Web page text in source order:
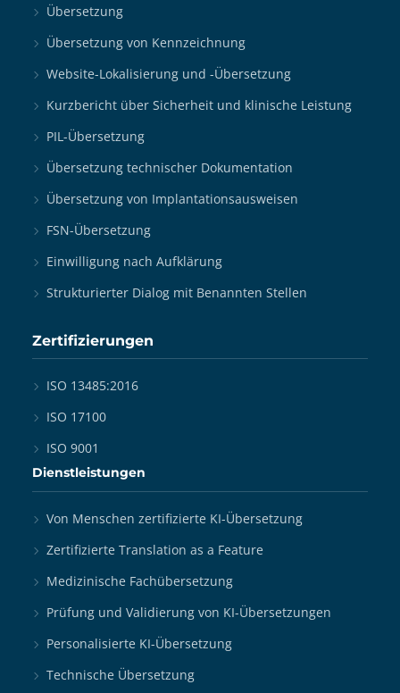
Übersetzung
Übersetzung von Kennzeichnung
Website-Lokalisierung und -Übersetzung
Kurzbericht über Sicherheit und klinische Leistung
PIL-Übersetzung
Übersetzung technischer Dokumentation
Übersetzung von Implantationsausweisen
FSN-Übersetzung
Einwilligung nach Aufklärung
Strukturierter Dialog mit Benannten Stellen
Zertifizierungen
ISO 13485:2016
ISO 17100
ISO 9001
Dienstleistungen
Von Menschen zertifizierte KI-Übersetzung
Zertifizierte Translation as a Feature
Medizinische Fachübersetzung
Prüfung und Validierung von KI-Übersetzungen
Personalisierte KI-Übersetzung
Technische Übersetzung